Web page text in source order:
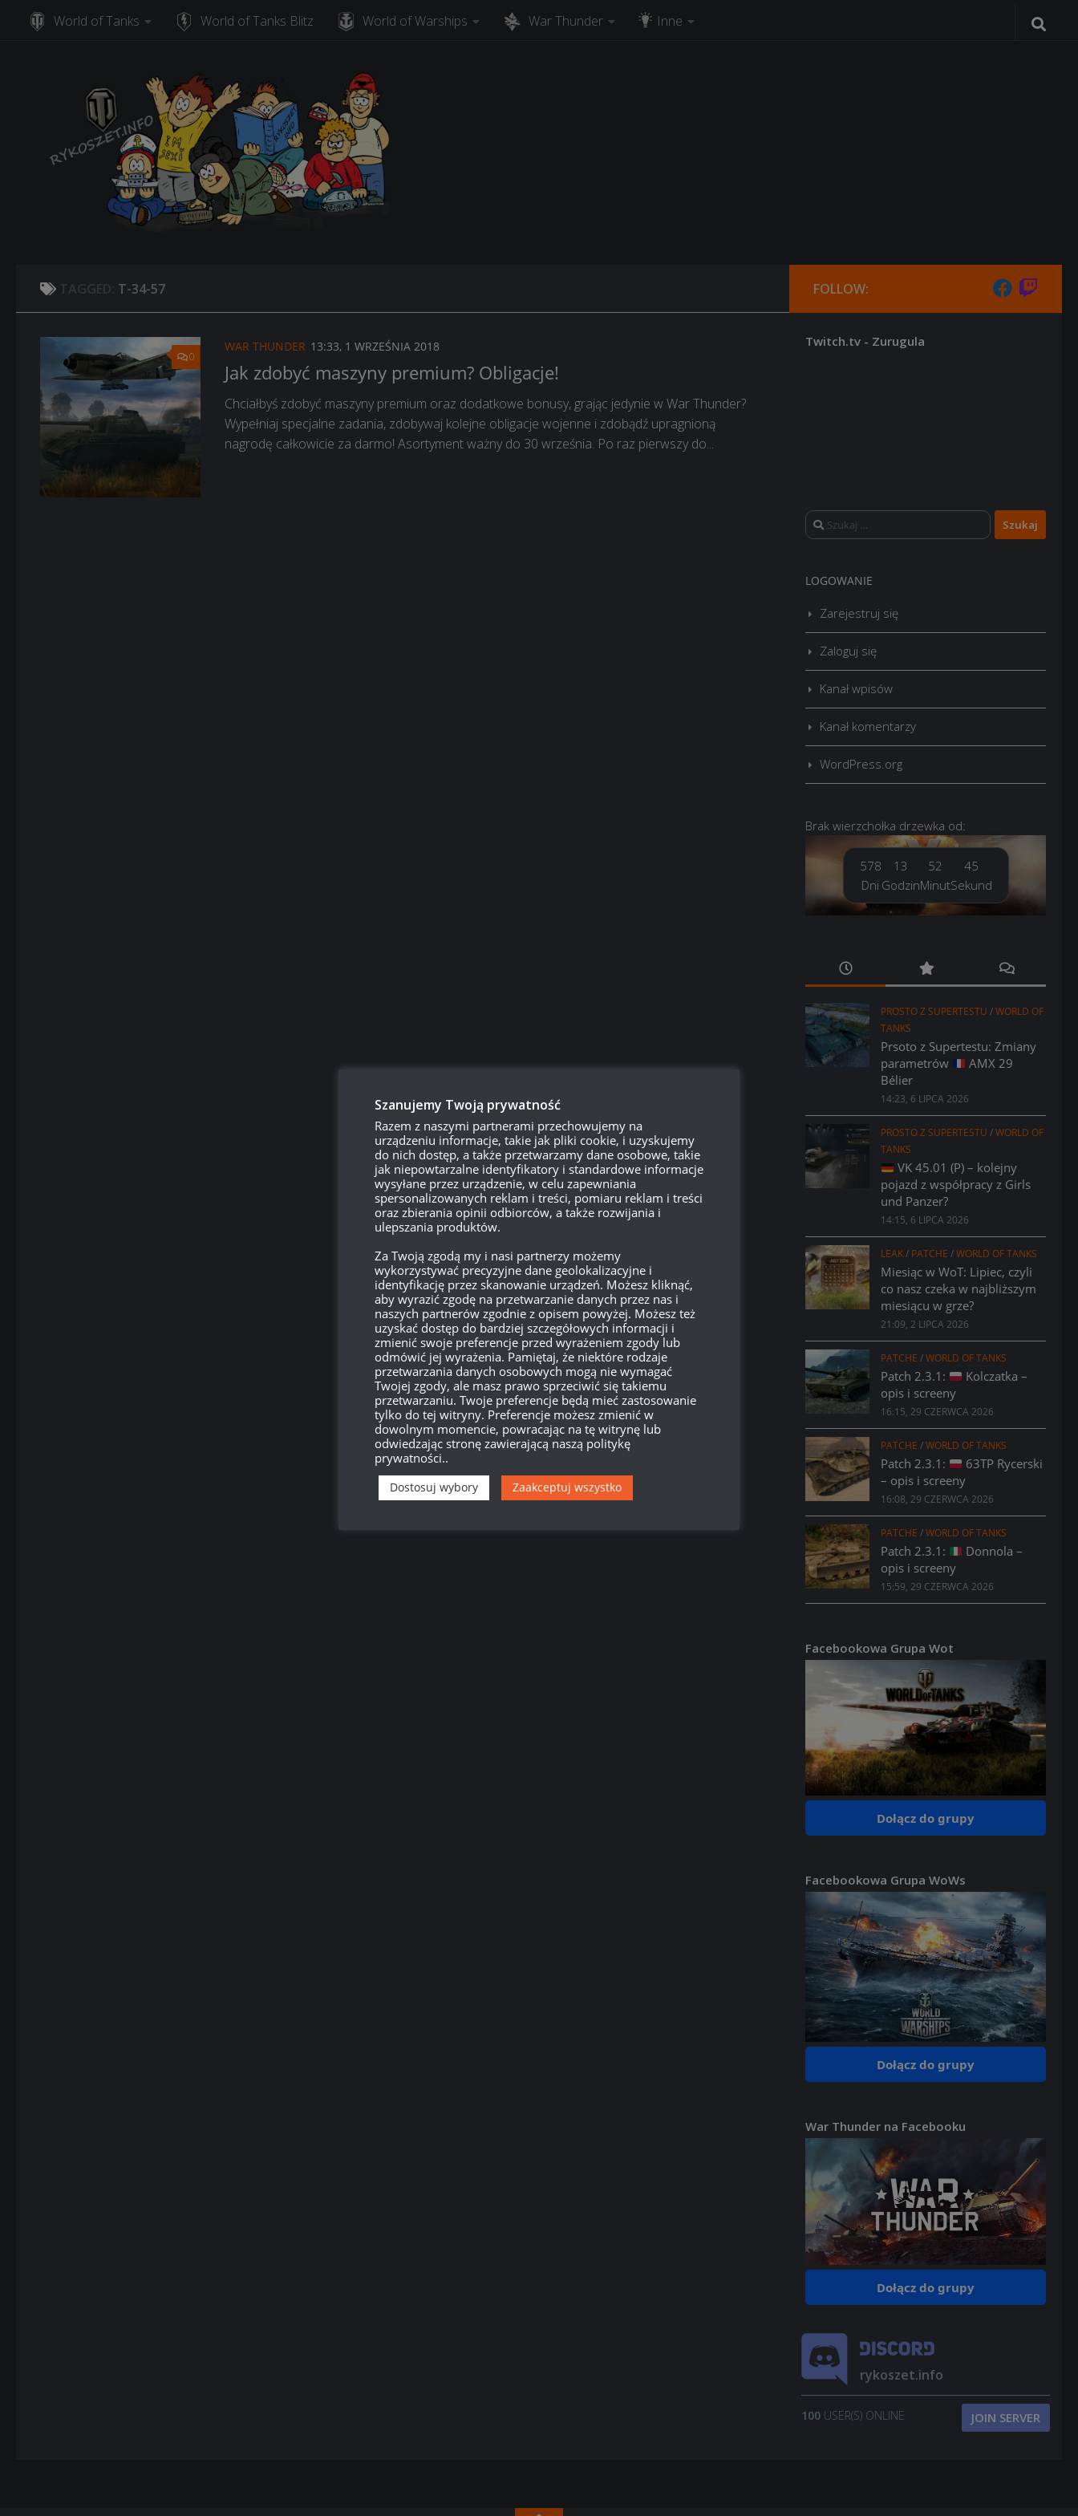
Skip to content
World of Tanks World of Tanks Blitz World of Warships War Thunder Inne
TAGGED: T-34-57
0
WAR THUNDER 13:33, 1 WRZEŚNIA 2018
Jak zdobyć maszyny premium? Obligacje!
Chciałbyś zdobyć maszyny premium oraz dodatkowe bonusy, grając jedynie w War Thunder?
Wypełniaj specjalne zadania, zdobywaj kolejne obligacje wojenne i zdobądź upragnioną
nagrodę całkowicie za darmo! Asortyment ważny do 30 września. Po raz pierwszy do...
FOLLOW:
Twitch.tv - Zurugula
Szukaj:
LOGOWANIE
Zarejestruj się
Zaloguj się
Kanał wpisów
Kanał komentarzy
WordPress.org
Brak wierzchołka drzewka od:
578
Dni
13
Godzin
52
Minut
46
Sekund
PROSTO Z SUPERTESTU /WORLD OF
TANKS
Prsoto z Supertestu: Zmiany
parametrów
AMX 29
Bélier
14:23, 6 LIPCA 2026
PROSTO Z SUPERTESTU /WORLD OF
TANKS
VK 45.01 (P) – kolejny
pojazd z współpracy z Girls
und Panzer?
14:15, 6 LIPCA 2026
LEAK/ PATCHE /WORLD OF TANKS
Miesiąc w WoT: Lipiec, czyli
co nasz czeka w najbliższym
miesiącu w grze?
21:09, 2 LIPCA 2026
PATCHE /WORLD OF TANKS
Patch 2.3.1:
Kolczatka –
opis i screeny
16:15, 29 CZERWCA 2026
PATCHE /WORLD OF TANKS
Patch 2.3.1:
63TP Rycerski
– opis i screeny
16:08, 29 CZERWCA 2026
PATCHE /WORLD OF TANKS
Patch 2.3.1:
Donnola –
opis i screeny
15:59, 29 CZERWCA 2026
Facebookowa Grupa Wot
Dołącz do grupy
Facebookowa Grupa WoWs
Dołącz do grupy
War Thunder na Facebooku
Dołącz do grupy
rykoszet.info
100 USER(S) ONLINE JOIN SERVER
Szanujemy Twoją prywatność
Razem z naszymi partnerami przechowujemy na
urządzeniu informacje, takie jak pliki cookie, i uzyskujemy
do nich dostęp, a także przetwarzamy dane osobowe, takie
jak niepowtarzalne identyfikatory i standardowe informacje
wysyłane przez urządzenie, w celu zapewniania
spersonalizowanych reklam i treści, pomiaru reklam i treści
oraz zbierania opinii odbiorców, a także rozwijania i
ulepszania produktów.
Za Twoją zgodą my i nasi partnerzy możemy
wykorzystywać precyzyjne dane geolokalizacyjne i
identyfikację przez skanowanie urządzeń. Możesz kliknąć,
aby wyrazić zgodę na przetwarzanie danych przez nas i
naszych partnerów zgodnie z opisem powyżej. Możesz też
uzyskać dostęp do bardziej szczegółowych informacji i
zmienić swoje preferencje przed wyrażeniem zgody lub
odmówić jej wyrażenia. Pamiętaj, że niektóre rodzaje
przetwarzania danych osobowych mogą nie wymagać
Twojej zgody, ale masz prawo sprzeciwić się takiemu
przetwarzaniu. Twoje preferencje będą mieć zastosowanie
tylko do tej witryny. Preferencje możesz zmienić w
dowolnym momencie, powracając na tę witrynę lub
odwiedzając stronę zawierającą naszą politykę
prywatności..
Dostosuj wybory Zaakceptuj wszystko